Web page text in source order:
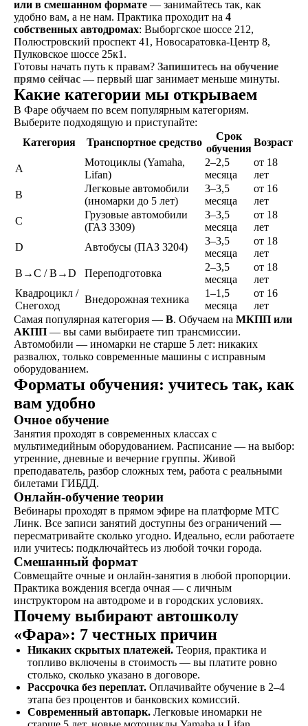
или в смешанном формате — занимайтесь так, как
удобно вам, а не нам. Практика проходит на 4
собственных автодромах: Выборгское шоссе 212,
Полюстровский проспект 41, Новосаратовка-Центр 8,
Пулковское шоссе 25к1.
Готовы начать путь к правам? Запишитесь на обучение
прямо сейчас — первый шаг занимает меньше минуты.
Какие категории мы открываем
В Фаре обучаем по всем популярным категориям.
Выберите подходящую и приступайте:
Категория
Транспортное средство
Срок
обучения
Возраст
A
Мотоциклы (Yamaha,
Lifan)
2–2,5
месяца
от 18
лет
B
Легковые автомобили
(иномарки до 5 лет)
3–3,5
месяца
от 16
лет
C
Грузовые автомобили
(ГАЗ 3309)
3–3,5
месяца
от 18
лет
D
Автобусы (ПАЗ 3204)
3–3,5
месяца
от 18
лет
B→C / B→D
Переподготовка
2–3,5
месяца
от 18
лет
Квадроцикл /
Снегоход
Внедорожная техника
1–1,5
месяца
от 16
лет
Самая популярная категория — B. Обучаем на МКПП или
АКПП — вы сами выбираете тип трансмиссии.
Автомобили — иномарки не старше 5 лет: никаких
развалюх, только современные машины с исправным
оборудованием.
Форматы обучения: учитесь так, как
вам удобно
Очное обучение
Занятия проходят в современных классах с
мультимедийным оборудованием. Расписание — на выбор:
утренние, дневные и вечерние группы. Живой
преподаватель, разбор сложных тем, работа с реальными
билетами ГИБДД.
Онлайн-обучение теории
Вебинары проходят в прямом эфире на платформе МТС
Линк. Все записи занятий доступны без ограничений —
пересматривайте сколько угодно. Идеально, если работаете
или учитесь: подключайтесь из любой точки города.
Смешанный формат
Совмещайте очные и онлайн-занятия в любой пропорции.
Практика вождения всегда очная — с личным
инструктором на автодроме и в городских условиях.
Почему выбирают автошколу
«Фара»: 7 честных причин
Никаких скрытых платежей. Теория, практика и
топливо включены в стоимость — вы платите ровно
столько, сколько указано в договоре.
Рассрочка без переплат. Оплачивайте обучение в 2–4
этапа без процентов и банковских комиссий.
Современный автопарк. Легковые иномарки не
У нас 4 автодрома, полностью
оборудованных для
оттачивания своих навыков
вождения
СВОИ АВТОДРОМЫ
Предоставление автобуса
на экзаменах в автошколе
и ГАИ
КОМФОРТ
Никаких скрытых платежей,
оплата топлива, автодрома
и первые попытки экзаменов
входят в стоимость обучения
БЕЗ ПОДВОДНЫХ КАМНЕЙ
Возможность прохождения
водительской медицинской
комиссии на филиале
ВСЕ В ОДНОМ МЕСТЕ